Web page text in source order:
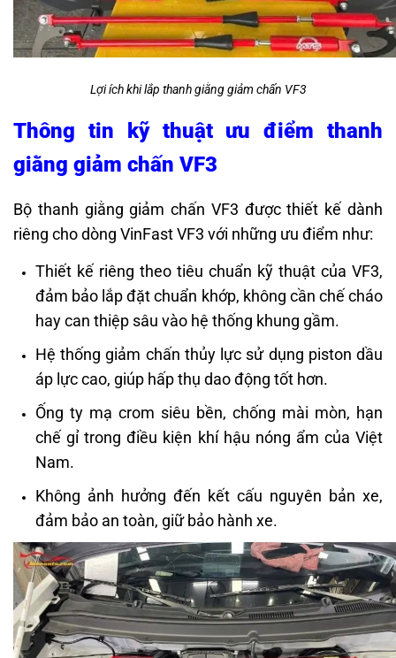
Lợi ích khi lắp thanh giằng giảm chấn VF3
Thông tin kỹ thuật ưu điểm thanh
giằng giảm chấn VF3
Bộ thanh giằng giảm chấn VF3 được thiết kế dành
riêng cho dòng VinFast VF3 với những ưu điểm như:
Thiết kế riêng theo tiêu chuẩn kỹ thuật của VF3,
đảm bảo lắp đặt chuẩn khớp, không cần chế cháo
hay can thiệp sâu vào hệ thống khung gầm.
Hệ thống giảm chấn thủy lực sử dụng piston dầu
áp lực cao, giúp hấp thụ dao động tốt hơn.
Ống ty mạ crom siêu bền, chống mài mòn, hạn
chế gỉ trong điều kiện khí hậu nóng ẩm của Việt
Nam.
Không ảnh hưởng đến kết cấu nguyên bản xe,
đảm bảo an toàn, giữ bảo hành xe.